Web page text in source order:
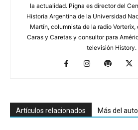
la actualidad. Pigna es director del
Historia Argentina de la Universidad
Martín, columnista de la radio
Caras y Caretas y consultor para
televisión History.
Artículos relacionados Más del